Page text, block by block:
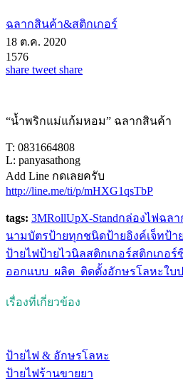
ฉลากสินค้า&สติกเกอร์
18 ต.ค. 2020
1576
share tweet share
“น้ำพริกแม่แก้มหอม” ฉลากสินค้า
T: 0831664808
L: panyasathong
Add Line กดเลยครับ
http://line.me/ti/p/mHXG1qsTbP
tags: 3MRollUpX-Standกล่องไฟฉลา
นามบัตรป้ายทุกชนิดป้ายอิงค์เจ็ทป้า
ป้ายไฟป้ายไวนิลสติกเกอร์สติกเกอร์
ออกแบบ_ผลิต_ติดตั้งอักษรโลหะใบ
เรื่องที่เกี่ยวข้อง
ป้ายไฟ & อักษรโลหะ
ป้ายไฟร้านขายยา